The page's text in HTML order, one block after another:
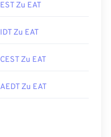
EST Zu EAT
IDT Zu EAT
CEST Zu EAT
AEDT Zu EAT